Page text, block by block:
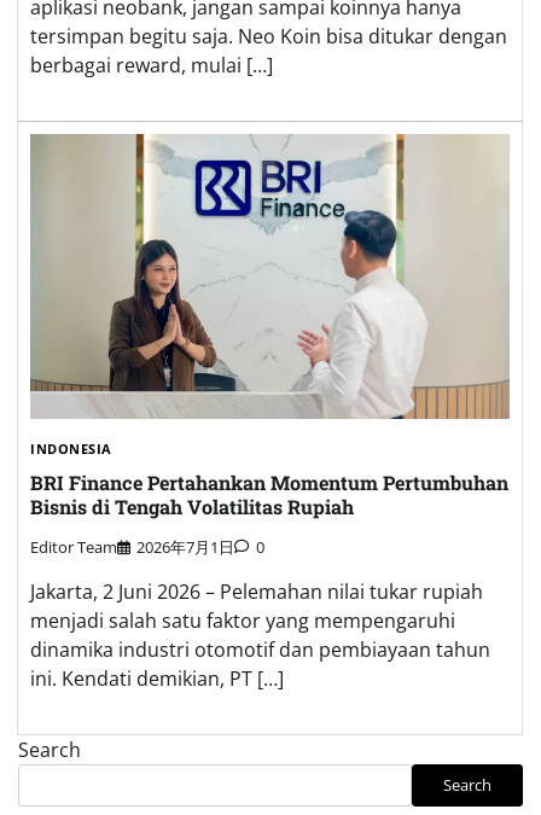
aplikasi neobank, jangan sampai koinnya hanya
tersimpan begitu saja. Neo Koin bisa ditukar dengan
berbagai reward, mulai […]
INDONESIA
BRI Finance Pertahankan Momentum Pertumbuhan
Bisnis di Tengah Volatilitas Rupiah
Editor Team 2026年7月1日 0
Jakarta, 2 Juni 2026 – Pelemahan nilai tukar rupiah
menjadi salah satu faktor yang mempengaruhi
dinamika industri otomotif dan pembiayaan tahun
ini. Kendati demikian, PT […]
Search
Search